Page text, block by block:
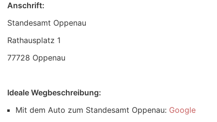
Anschrift:
Standesamt Oppenau
77728 Oppenau
Ideale Wegbeschreibung:
Mit dem Auto zum Standesamt Oppenau: Google